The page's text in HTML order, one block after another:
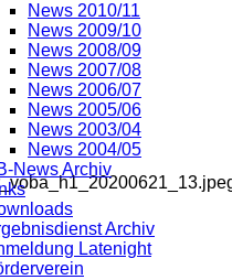
News 2010/11
News 2009/10
News 2008/09
News 2007/08
News 2006/07
News 2005/06
News 2003/04
News 2004/05
News Archiv
Archiv
Latenight